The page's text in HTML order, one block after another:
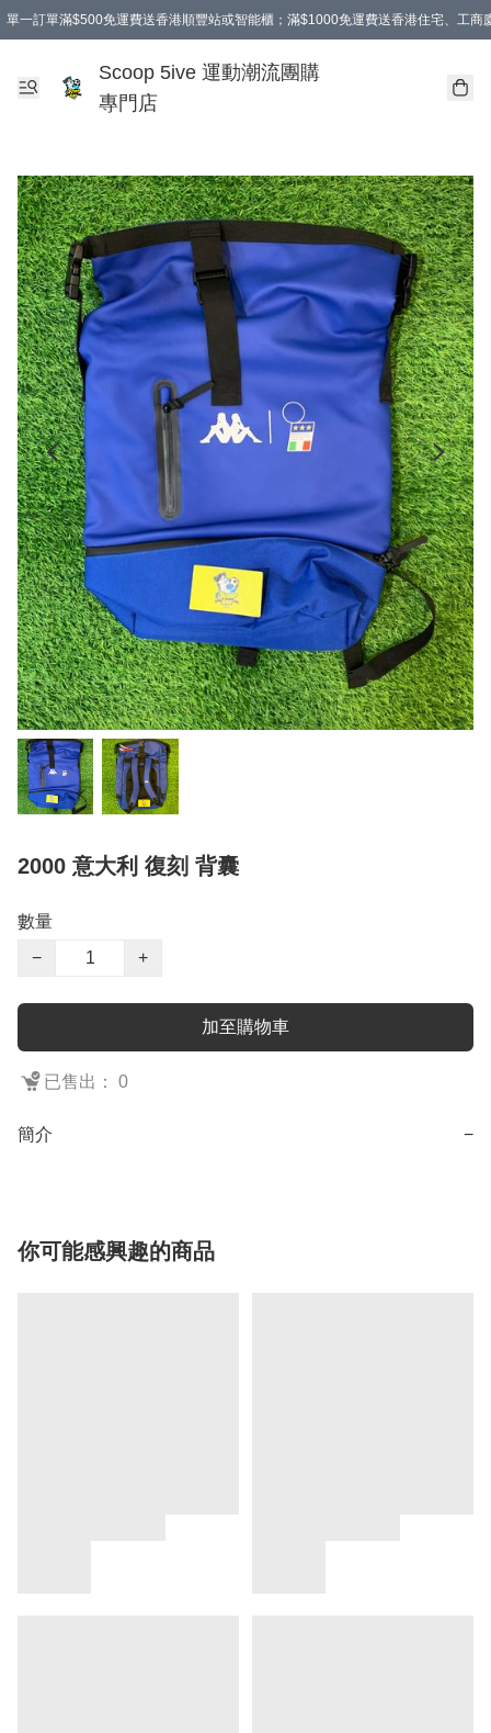
單一訂單滿$500免運費送香港順豐站或智能櫃；滿$1000免運費送香港住宅、工商
Scoop 5ive 運動潮流團購
專門店
2000 意大利 復刻 背囊
數量
−
+
加至購物車
已售出： 0
簡介 −
你可能感興趣的商品